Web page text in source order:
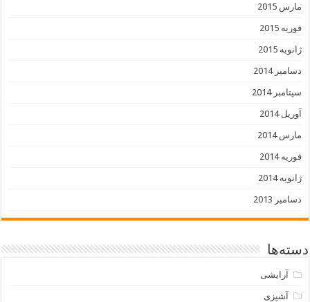
مارس 2015
فوریه 2015
ژانویه 2015
دسامبر 2014
سپتامبر 2014
آوریل 2014
مارس 2014
فوریه 2014
ژانویه 2014
دسامبر 2013
دسته‌ها
آرایشی
آشپزی